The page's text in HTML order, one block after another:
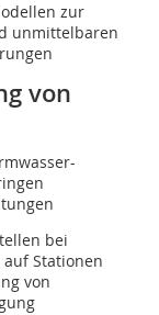
zur
unmittelbaren
von
bei
Stationen
von